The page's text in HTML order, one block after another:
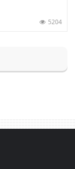
5204